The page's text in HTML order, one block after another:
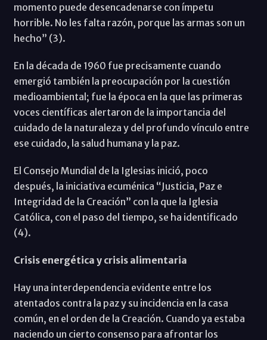
momento puede desencadenarse con ímpetu
horrible. No les falta razón, porque las armas son un
hecho” (3).
En la década de 1960 fue precisamente cuando
emergió también la preocupación por la cuestión
medioambiental; fue la época en la que las primeras
voces científicas alertaron de la importancia del
cuidado de la naturaleza y del profundo vínculo entre
ese cuidado, la salud humana y la paz.
El Consejo Mundial de la Iglesias inició, poco
después, la iniciativa ecuménica “Justicia, Paz e
Integridad de la Creación” con la que la Iglesia
Católica, con el paso del tiempo, se ha identificado
(4).
Crisis energética y crisis alimentaria
Hay una interdependencia evidente entre los
atentados contra la paz y su incidencia en la casa
común, en el orden de la Creación. Cuando ya estaba
naciendo un cierto consenso para afrontar los